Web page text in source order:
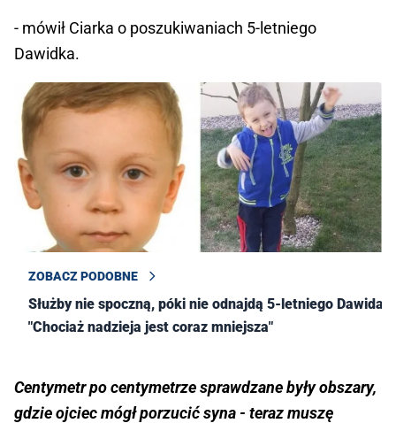
- mówił Ciarka o poszukiwaniach 5-letniego
Dawidka.
ZOBACZ PODOBNE
Służby nie spoczną, póki nie odnajdą 5-letniego Dawida.
"Chociaż nadzieja jest coraz mniejsza"
Centymetr po centymetrze sprawdzane były obszary,
gdzie ojciec mógł porzucić syna - teraz muszę